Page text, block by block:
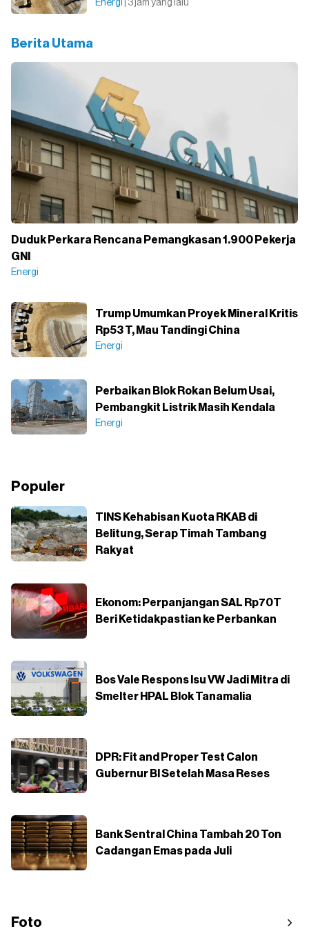
Energi | 3 jam yang lalu
Berita Utama
Duduk Perkara Rencana Pemangkasan 1.900 Pekerja
GNI
Energi
Trump Umumkan Proyek Mineral Kritis
Rp53 T, Mau Tandingi China
Energi
Perbaikan Blok Rokan Belum Usai,
Pembangkit Listrik Masih Kendala
Energi
Populer
TINS Kehabisan Kuota RKAB di
Belitung, Serap Timah Tambang
Rakyat
Ekonom: Perpanjangan SAL Rp70T
Beri Ketidakpastian ke Perbankan
Bos Vale Respons Isu VW Jadi Mitra di
Smelter HPAL Blok Tanamalia
DPR: Fit and Proper Test Calon
Gubernur BI Setelah Masa Reses
Bank Sentral China Tambah 20 Ton
Cadangan Emas pada Juli
Foto